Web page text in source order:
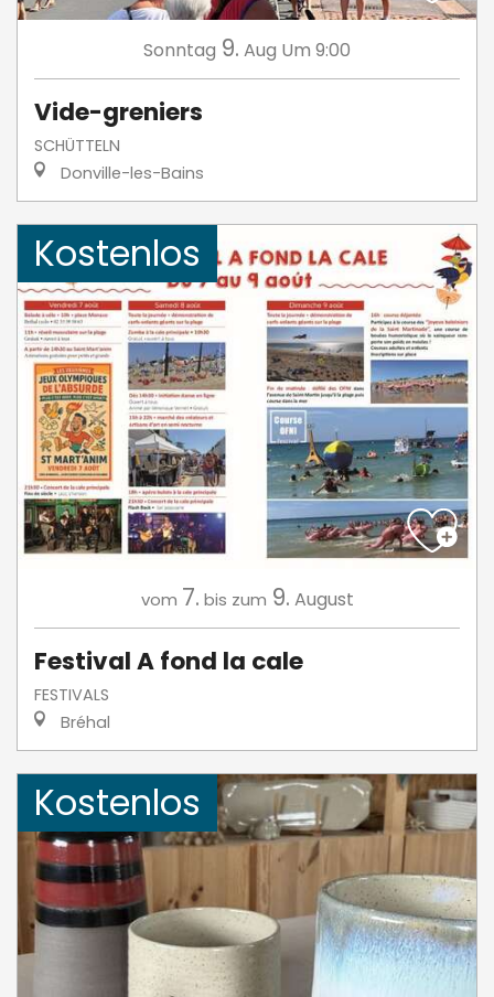
Sonntag 9. Aug Um 9:00
Vide-greniers
SCHÜTTELN
Donville-les-Bains
Kostenlos
vom 7. bis zum 9. August
Festival A fond la cale
FESTIVALS
Bréhal
Kostenlos